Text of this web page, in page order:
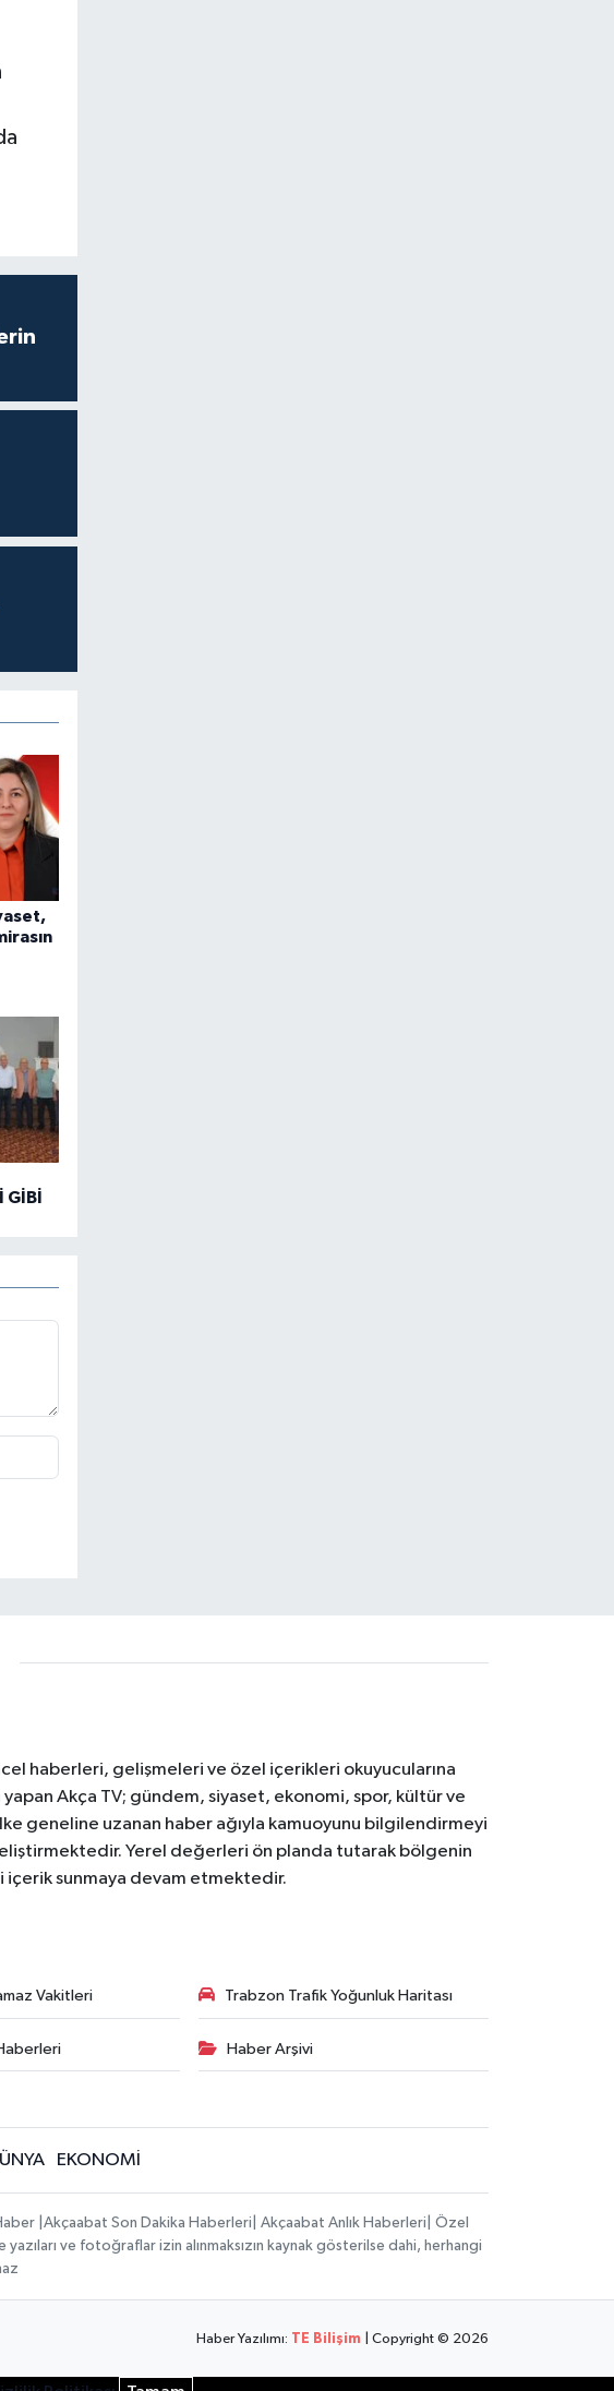
GİBİ
haberleri, gelişmeleri ve özel içerikleri okuyucularına
yapan Akça TV; gündem, siyaset, ekonomi, spor, kültür ve
geneline uzanan haber ağıyla kamuoyunu bilgilendirmeyi
Yerel değerleri ön planda tutarak bölgenin
içerik sunmaya devam etmektedir.
Vakitleri Trabzon Trafik Yoğunluk Haritası
Haber Arşivi
EKONOMİ
|Akçaabat Son Dakika Haberleri| Akçaabat Anlık Haberleri| Özel
ve fotoğraflar izin alınmaksızın kaynak gösterilse dahi, herhangi
Haber Yazılımı: TE Bilişim | Copyright © 2026